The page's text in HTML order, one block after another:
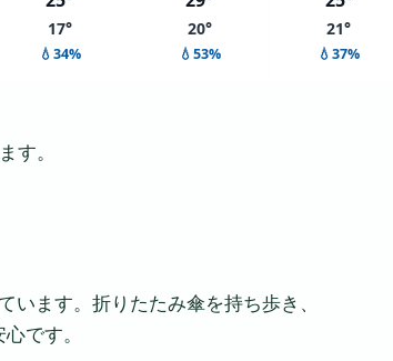
17°
💧34%
20°
💧53%
21°
💧37%
す。
ます。折りたたみ傘を持ち歩き、
です。